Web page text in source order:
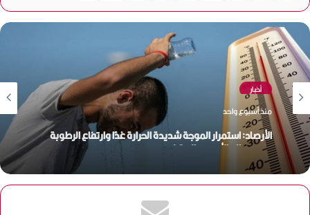
أخبار
منذ أسبوع واحد
الأرصاد: استمرار الموجة شديدة الحرارة غدًا وارتفاع الرطوبة
حتى مطلع الأسبوع المقبل